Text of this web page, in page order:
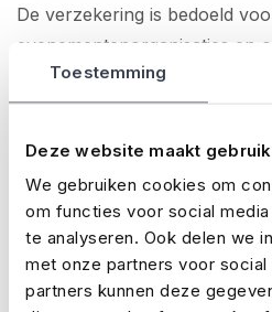
Toestemming
Deze website maakt
We gebruiken cookies om
om functies voor social
te analyseren. Ook delen we
met onze partners voor
partners kunnen deze
De verzekering is bedoeld
evenementenorganisaties en
stadions, pretparken,
theaters. Als er een nieuwe
uitbreekt waardoor
deuren moeten sluiten, dan
verzekering ervoor dat de
bedrijven zijn gedekt. Dit
tegen COVID-19 kunnen zij